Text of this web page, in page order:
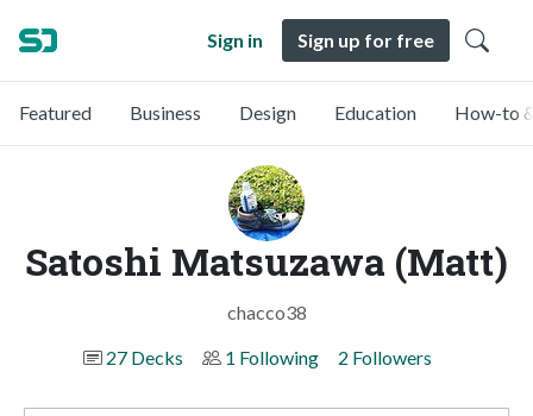
Sign in Sign up for free
Featured Business Design Education How-to
Satoshi Matsuzawa (Matt)
chacco38
27 Decks
1 Following 2 Followers